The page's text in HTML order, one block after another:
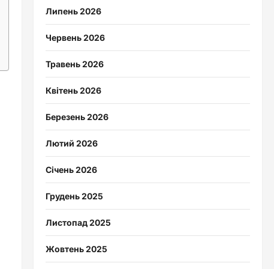
Липень 2026
Червень 2026
Травень 2026
Квітень 2026
Березень 2026
Лютий 2026
Січень 2026
Грудень 2025
Листопад 2025
Жовтень 2025